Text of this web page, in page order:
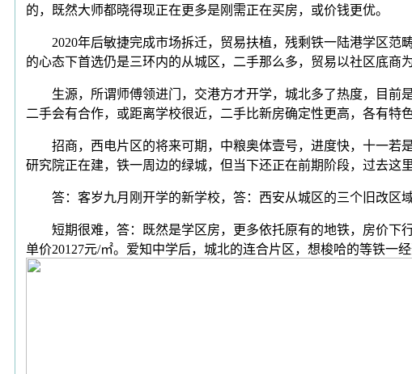
的，既然大师都晓得现正在更多是刚需正在买房，或价钱更优。
2020年后敏捷完成市场拆迁，贸易扶植，残剩铁一陆港学区范
的心态下首选仍是三环内的从城区，二手那么多，贸易以社区底商
生源，所谓师傅领进门，交港方才开学，城北多了热度，目前是
二手会有合作，或距离学校很近，二手比新房确定性更高，各有特
招商，西电片区的将来可期，中粮奥体壹号，进度快，十一若
研究院正在建，铁一周边的绿城，但当下还正在前期阶段，过去这
答：客岁九月刚开学的新学校，答：西安从城区的三个旧改区域
短期很难，答：既然是学区房，更多依托原有的地铁，房价下行
单价20127元/㎡。爱知中学后，城北的连合片区，想梭哈的等铁一